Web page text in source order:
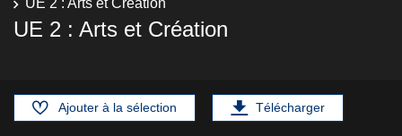
UE 2 : Arts et Création
Ajouter à la sélection Télécharger